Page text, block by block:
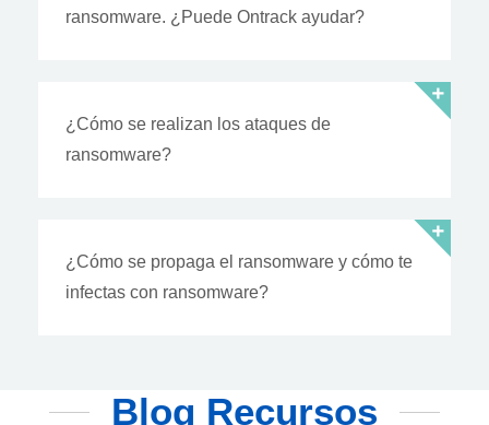
ransomware. ¿Puede Ontrack ayudar?
¿Cómo se realizan los ataques de
ransomware?
¿Cómo se propaga el ransomware y cómo te
infectas con ransomware?
Blog Recursos